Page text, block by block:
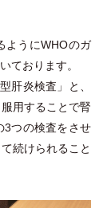
ようにWHOのガ
ております。
肝炎検査 」
と、
服用することで腎
3つの検査をさせ
続けられること